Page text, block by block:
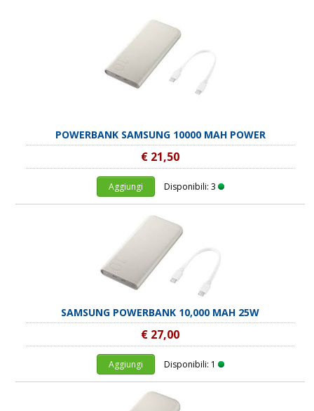
POWERBANK SAMSUNG 10000 MAH POWER
€ 21,50
Aggiungi Disponibili: 3
SAMSUNG POWERBANK 10,000 MAH 25W
€ 27,00
Aggiungi Disponibili: 1